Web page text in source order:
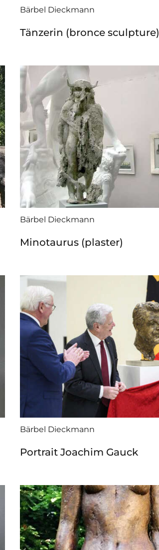
Bärbel Dieckmann
Tänzerin (bronce sculpture)
Bärbel Dieckmann
Minotaurus (plaster)
Bärbel Dieckmann
Portrait Joachim Gauck